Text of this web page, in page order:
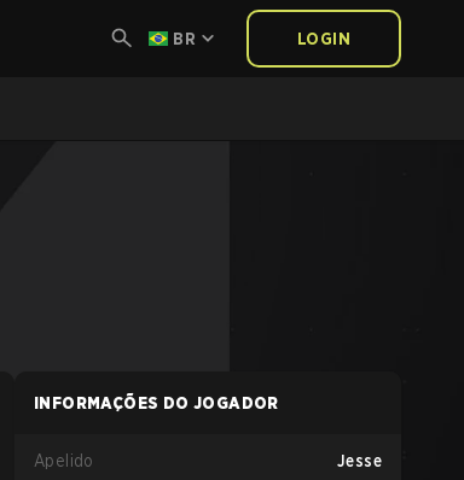
BR LOGIN
INFORMAÇÕES DO JOGADOR
Apelido Jesse